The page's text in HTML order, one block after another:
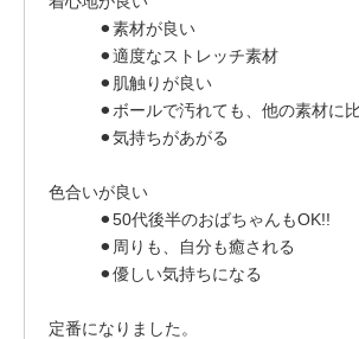
⚫︎素材が良い
⚫︎適度なストレッチ素材
⚫︎肌触りが良い
⚫︎ボールで汚れても、他の素材に比
⚫︎気持ちがあがる
色合いが良い
⚫︎50代後半のおばちゃんもOK!!
⚫︎周りも、自分も癒される
⚫︎優しい気持ちになる
定番になりました。